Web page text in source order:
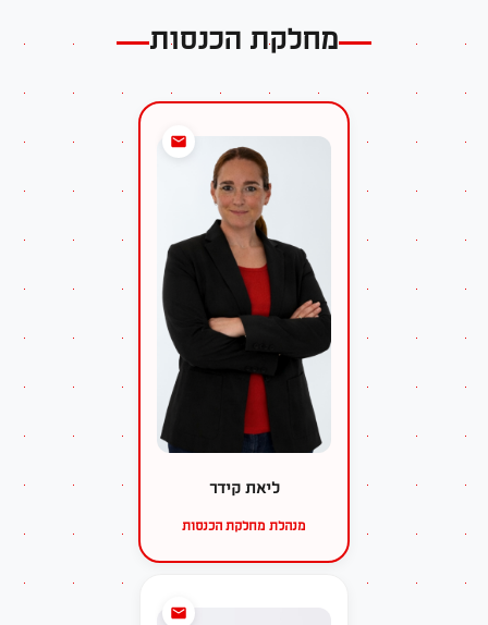
מחלקת הכנסות
ליאת קידר
מנהלת מחלקת הכנסות